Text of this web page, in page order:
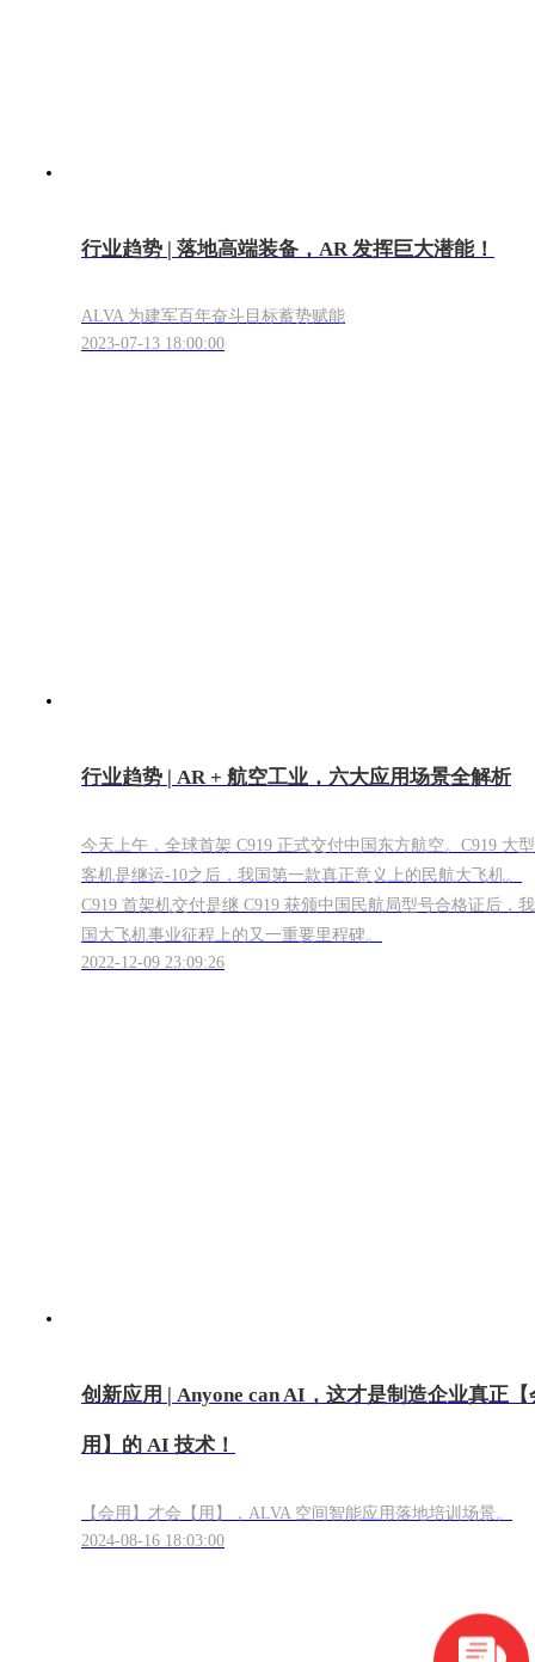
行业趋势 | 落地高端装备，AR 发挥巨大潜能！
ALVA 为建军百年奋斗目标蓄势赋能
2023-07-13 18:00:00
行业趋势 | AR + 航空工业，六大应用场景全解析
今天上午，全球首架 C919 正式交付中国东方航空。C919 大型
客机是继运-10之后，我国第一款真正意义上的民航大飞机。
C919 首架机交付是继 C919 获颁中国民航局型号合格证后，我
国大飞机事业征程上的又一重要里程碑。
2022-12-09 23:09:26
创新应用 | Anyone can AI，这才是制造企业真正【
用】的 AI 技术！
【会用】才会【用】，ALVA 空间智能应用落地培训场景。
2024-08-16 18:03:00